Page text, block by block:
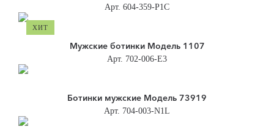
Арт. 604-359-Р1С
ХИТ
Мужские ботинки Модель 1107
Арт. 702-006-E3
Ботинки мужские Модель 73919
Арт. 704-003-N1L